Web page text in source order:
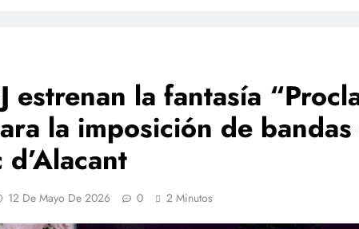
estrenan la fantasía
la imposición de
12 De Mayo De 2026 0 2 Minutos